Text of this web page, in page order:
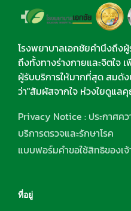
โรงพยาบาลเอกชัยคำนึงถึง
ถึงทั้งทางร่างกายและจิตใจ
ผู้รับบริการให้มากที่สุด สมดั
ว่า"สัมผัสจากใจ ห่วงใยดูแล
Privacy Notice : ประกาศค
บริการตรวจและรักษาโรค
แบบฟอร์มคำขอใช้สิทธิของเ
ที่อยู่